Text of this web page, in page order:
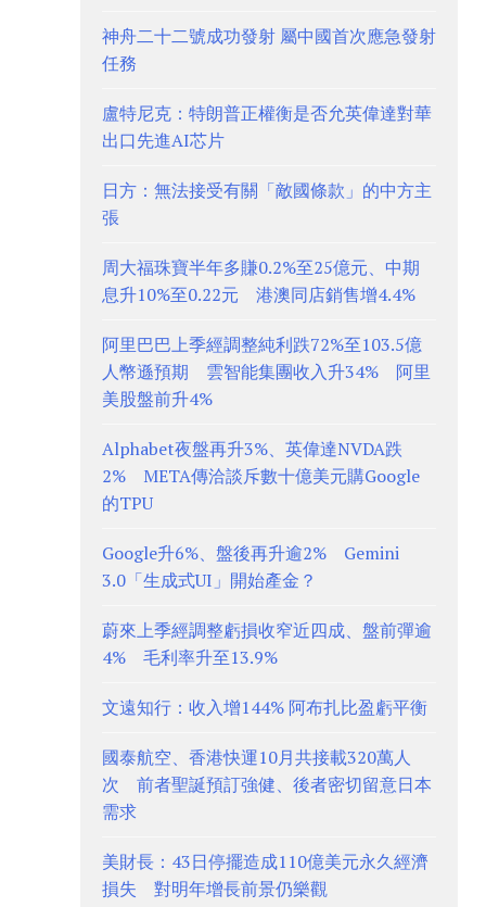
神舟二十二號成功發射 屬中國首次應急發射
任務
盧特尼克：特朗普正權衡是否允英偉達對華
出口先進AI芯片
日方：無法接受有關「敵國條款」的中方主
張
周大福珠寶半年多賺0.2%至25億元、中期
息升10%至0.22元 港澳同店銷售增4.4%
阿里巴巴上季經調整純利跌72%至103.5億
人幣遜預期 雲智能集團收入升34% 阿里
美股盤前升4%
Alphabet夜盤再升3%、英偉達NVDA跌
2% META傳洽談斥數十億美元購Google
的TPU
Google升6%、盤後再升逾2% Gemini
3.0「生成式UI」開始產金？
蔚來上季經調整虧損收窄近四成、盤前彈逾
4% 毛利率升至13.9%
文遠知行：收入增144% 阿布扎比盈虧平衡
國泰航空、香港快運10月共接載320萬人
次 前者聖誕預訂強健、後者密切留意日本
需求
美財長：43日停擺造成110億美元永久經濟
損失 對明年增長前景仍樂觀